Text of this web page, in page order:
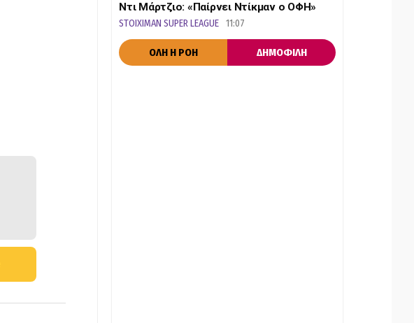
Ντι Μάρτζιο: «Παίρνει Ντίκμαν ο ΟΦΗ»
STOIXIMAN SUPER LEAGUE 11:07
ΟΛΗ Η ΡΟΗ ΔΗΜΟΦΙΛΗ